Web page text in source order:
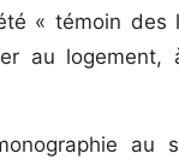
« témoin des
au logement,
au